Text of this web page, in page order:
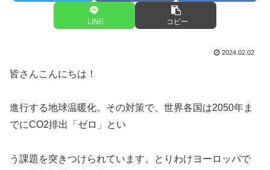
LINE コピー
2024.02.02
皆さんこんにちは！
進行する地球温暖化。その対策で、世界各国は2050年ま
でにCO2排出「ゼロ」とい
う課題を突きつけられています。とりわけヨーロッパで